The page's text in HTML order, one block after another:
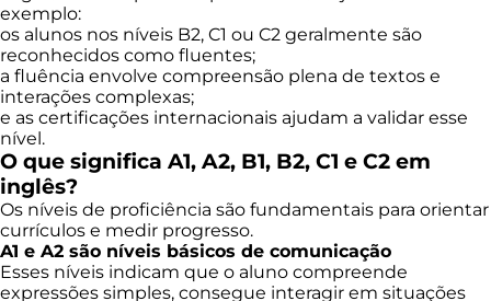
exemplo:
os alunos nos níveis B2, C1 ou C2 geralmente são
reconhecidos como fluentes;
a fluência envolve compreensão plena de textos e
interações complexas;
e as certificações internacionais ajudam a validar esse
nível.
O que significa A1, A2, B1, B2, C1 e C2 em
inglês?
Os níveis de proficiência são fundamentais para orientar
currículos e medir progresso.
A1 e A2 são níveis básicos de comunicação
Esses níveis indicam que o aluno compreende
expressões simples, consegue interagir em situações